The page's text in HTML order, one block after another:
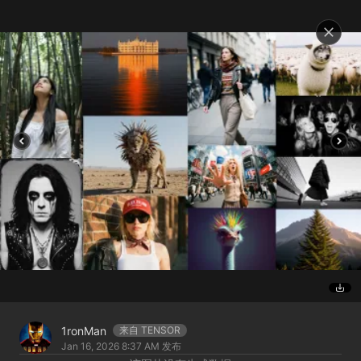
1ronMan
来自 TENSOR
Jan 16, 2026 8:37 AM 发布